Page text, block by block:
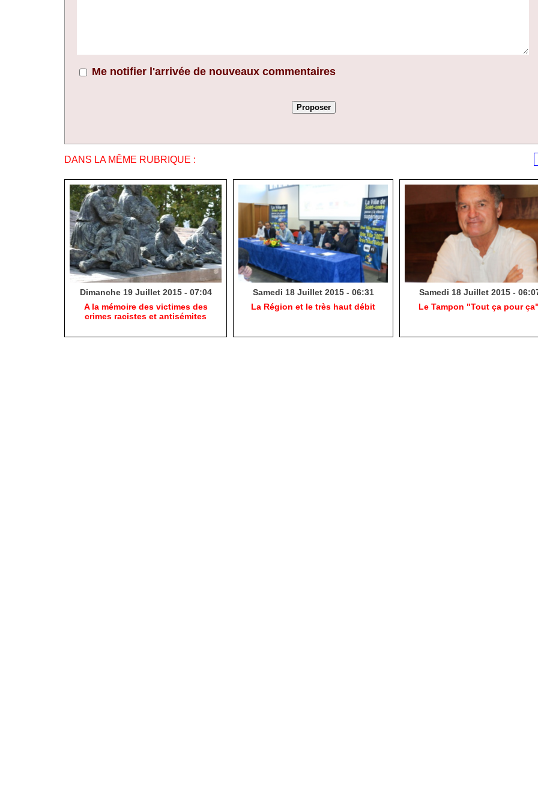
Me notifier l'arrivée de nouveaux commentaires
DANS LA MÊME RUBRIQUE :
Dimanche 19 Juillet 2015 - 07:04
A la mémoire des victimes des
crimes racistes et antisémites
Samedi 18 Juillet 2015 - 06:31
La Région et le très haut débit
Samedi 18 Juillet 2015 -
Le Tampon "Tout ça pour